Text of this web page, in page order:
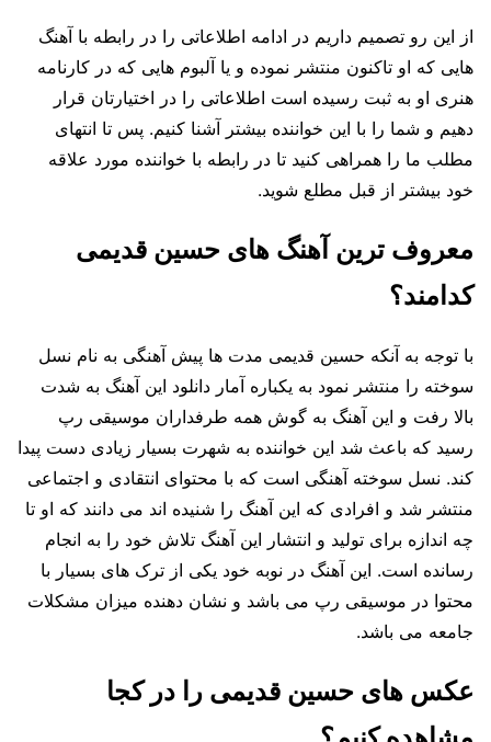
از این رو تصمیم داریم در ادامه اطلاعاتی را در رابطه با آهنگ
هایی که او تاکنون منتشر نموده و یا آلبوم هایی که در کارنامه
هنری او به ثبت رسیده است اطلاعاتی را در اختیارتان قرار
دهیم و شما را با این خواننده بیشتر آشنا کنیم. پس تا انتهای
مطلب ما را همراهی کنید تا در رابطه با خواننده مورد علاقه
خود بیشتر از قبل مطلع شوید.
معروف ترین آهنگ های حسین قدیمی
کدامند؟
با توجه به آنکه حسین قدیمی مدت ها پیش آهنگی به نام نسل
سوخته را منتشر نمود به یکباره آمار دانلود این آهنگ به شدت
بالا رفت و این آهنگ به گوش همه طرفداران موسیقی رپ
رسید که باعث شد این خواننده به شهرت بسیار زیادی دست پیدا
کند. نسل سوخته آهنگی است که با محتوای انتقادی و اجتماعی
منتشر شد و افرادی که این آهنگ را شنیده اند می‌ دانند که او تا
چه اندازه برای تولید و انتشار این آهنگ تلاش خود را به انجام
رسانده است. این آهنگ در نوبه خود یکی از ترک های بسیار با
محتوا در موسیقی رپ می باشد و نشان دهنده میزان مشکلات
جامعه می باشد.
عکس های حسین قدیمی را در کجا